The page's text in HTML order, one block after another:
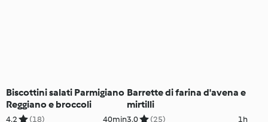
Biscottini salati Parmigiano
Reggiano e broccoli
4.2 (18) 40min
Barrette di farina d'avena e
mirtilli
3.0 (25) 1h